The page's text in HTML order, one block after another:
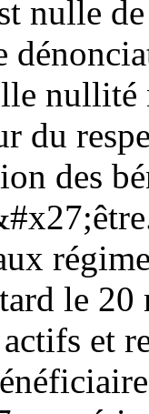
nulle
nullité
du
des
le
et